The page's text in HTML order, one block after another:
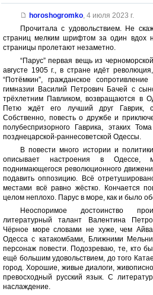
horoshogromko, 4 июля 2023 г.
Прочитала с удовольствием. Не
страниц мелким шрифтом за один вдох
страницы пролетают незаметно.
“Парус” первая вещь из
августе 1905 г., в стране идёт
“Потёмкин”, гражданское
гимназии Василий Петрович Бачей с
трёхлетним Павликом, возвращаются в
Петю ждёт его лучший друг Гаврик,
Собственно, повесть о дружбе и
полубеспризорного Гаврика, этаких
позднецарской-раннесоветской Одессы.
В повести много истории и
описывает настроения в
поднимающегося революционного
подавить оппозицию. Всё
местами всё равно жёстко. Кончается
целом неплохо. Парус в море, как и было
Неоспоримое достоинство
литературный талант Валентина
Чёрное море словами не хуже, чем
Одесса с катакомбами, Ближними
персонаж повести. Подозреваю, те, кто
ещё большим удовольствием, до того
город. Хорошие, живые диалоги,
превосходный русский язык. С
наслаждение.